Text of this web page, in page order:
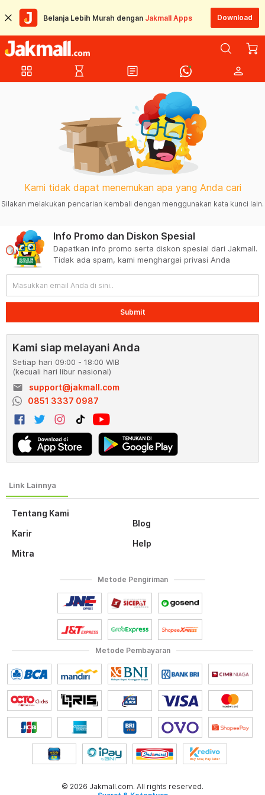
Belanja Lebih Murah dengan Jakmall Apps Download
grid_view hourglass_empty article person
Kami tidak dapat menemukan apa yang Anda cari
Silakan melakukan pencarian kembali dengan menggunakan kata kunci lain.
Tentang Kami
Karir
Mitra
Blog
Help
Info Promo dan Diskon Spesial
Dapatkan info promo serta diskon spesial dari Jakmall.
Tidak ada spam, kami menghargai privasi Anda
Submit
Kami siap melayani Anda
Setiap hari 09:00 - 18:00 WIB
(kecuali hari libur nasional)
email
support@jakmall.com
0851 3337 0987
Metode Pembayaran
Metode Pengiriman
© 2026 Jakmall.com. All rights reserved.